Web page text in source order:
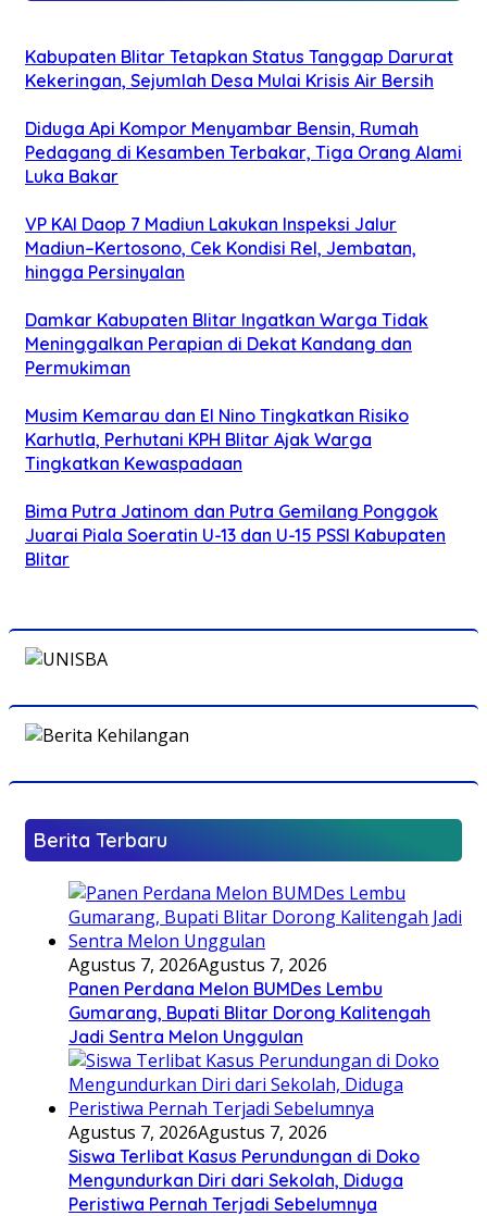
Kabupaten Blitar Tetapkan Status Tanggap Darurat
Kekeringan, Sejumlah Desa Mulai Krisis Air Bersih
Diduga Api Kompor Menyambar Bensin, Rumah
Pedagang di Kesamben Terbakar, Tiga Orang Alami
Luka Bakar
VP KAI Daop 7 Madiun Lakukan Inspeksi Jalur
Madiun–Kertosono, Cek Kondisi Rel, Jembatan,
hingga Persinyalan
Damkar Kabupaten Blitar Ingatkan Warga Tidak
Meninggalkan Perapian di Dekat Kandang dan
Permukiman
Musim Kemarau dan El Nino Tingkatkan Risiko
Karhutla, Perhutani KPH Blitar Ajak Warga
Tingkatkan Kewaspadaan
Bima Putra Jatinom dan Putra Gemilang Ponggok
Juarai Piala Soeratin U-13 dan U-15 PSSI Kabupaten
Blitar
Berita Terbaru
Agustus 7, 2026Agustus 7, 2026
Panen Perdana Melon BUMDes Lembu
Gumarang, Bupati Blitar Dorong Kalitengah
Jadi Sentra Melon Unggulan
Agustus 7, 2026Agustus 7, 2026
Siswa Terlibat Kasus Perundungan di Doko
Mengundurkan Diri dari Sekolah, Diduga
Peristiwa Pernah Terjadi Sebelumnya